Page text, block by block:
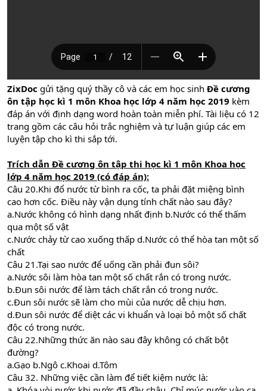
ZixDoc gửi tặng quý thầy cô và các em học sinh Đề cương
ôn tập học kì 1 môn Khoa học lớp 4 năm học 2019 kèm
đáp án với định dạng word hoàn toàn miễn phí. Tài liệu có 12
trang gồm các câu hỏi trắc nghiệm và tự luận giúp các em
luyện tập cho kì thi sắp tới.
Trích dẫn Đề cương ôn tập thi học kì 1 môn Khoa học
lớp 4 năm học 2019 (có đáp án):
Câu 20.Khi đổ nước từ bình ra cốc, ta phải đặt miệng bình
cao hơn cốc. Điều này vận dụng tính chất nào sau đây?
a.Nước không có hình dạng nhất định b.Nước có thể thấm
qua một số vật
c.Nước chảy từ cao xuống thấp d.Nước có thể hòa tan một số
chất
Câu 21.Tại sao nước để uống cần phải đun sôi?
a.Nước sôi làm hòa tan một số chất rắn có trong nước.
b.Đun sôi nước để làm tách chất rắn có trong nước.
c.Đun sôi nước sẽ làm cho mùi của nước dễ chịu hơn.
d.Đun sôi nước để diệt các vi khuẩn và loại bỏ một số chất
độc có trong nước.
Câu 22.Những thức ăn nào sau đây không có chất bột
đường?
a.Gạo b.Ngô c.Khoai d.Tôm
Câu 32. Những việc cần làm để tiết kiệm nước là: